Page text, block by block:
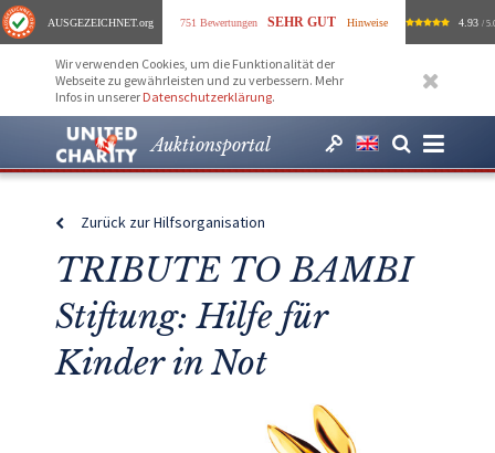
AUSGEZEICHNET.org 751 Bewertungen SEHR GUT Hinweise 4.93 /
Wir verwenden Cookies, um die Funktionalität der
Webseite zu gewährleisten und zu verbessern. Mehr
Infos in unserer Datenschutzerklärung.
Auktionsportal
Zurück zur Hilfsorganisation
TRIBUTE TO BAMBI
Stiftung: Hilfe für
Kinder in Not